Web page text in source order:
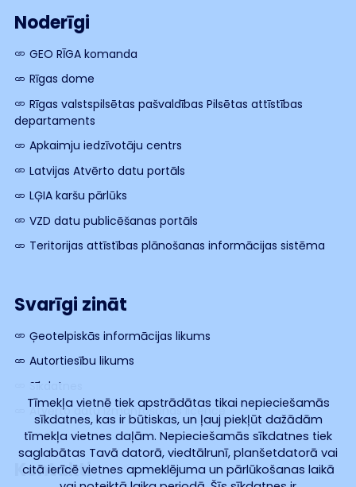
Noderīgi
GEO RĪGA komanda
Rīgas dome
Rīgas valstspilsētas pašvaldības Pilsētas attīstības
departaments
Apkaimju iedzīvotāju centrs
Latvijas Atvērto datu portāls
LĢIA karšu pārlūks
VZD datu publicēšanas portāls
Teritorijas attīstības plānošanas informācijas sistēma
Svarīgi zināt
Ģeotelpiskās informācijas likums
Autortiesību likums
Sīkdatnes
Atvērto datu izmantošanas licence
Kontakti
Tīmekļa vietnē tiek apstrādātas tikai nepieciešamās
sīkdatnes, kas ir būtiskas, un ļauj piekļūt dažādām
tīmekļa vietnes daļām. Nepieciešamās sīkdatnes tiek
saglabātas Tavā datorā, viedtālrunī, planšetdatorā vai
citā ierīcē vietnes apmeklējuma un pārlūkošanas laikā